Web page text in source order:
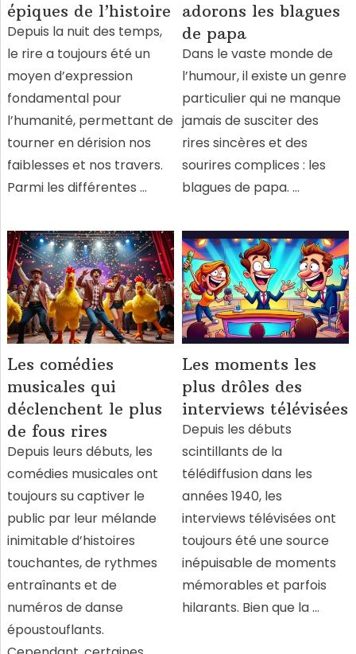
épiques de l’histoire
Depuis la nuit des temps,
le rire a toujours été un
moyen d’expression
fondamental pour
l’humanité, permettant de
tourner en dérision nos
faiblesses et nos travers.
Parmi les différentes …
adorons les blagues
de papa
Dans le vaste monde de
l’humour, il existe un genre
particulier qui ne manque
jamais de susciter des
rires sincères et des
sourires complices : les
blagues de papa. …
Les comédies
musicales qui
déclenchent le plus
de fous rires
Depuis leurs débuts, les
comédies musicales ont
toujours su captiver le
public par leur mélande
inimitable d’histoires
touchantes, de rythmes
entraînants et de
numéros de danse
époustouflants.
Les moments les
plus drôles des
interviews télévisées
Depuis les débuts
scintillants de la
télédiffusion dans les
années 1940, les
interviews télévisées ont
toujours été une source
inépuisable de moments
mémorables et parfois
hilarants. Bien que la …